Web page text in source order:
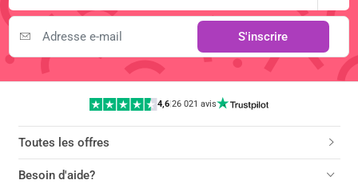
S'inscrire
4,6 |26 021 avis
Toutes les offres
Besoin d'aide?